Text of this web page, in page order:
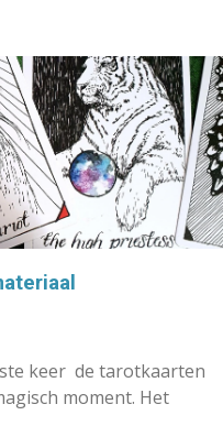
keer de tarotkaarten
moment. Het